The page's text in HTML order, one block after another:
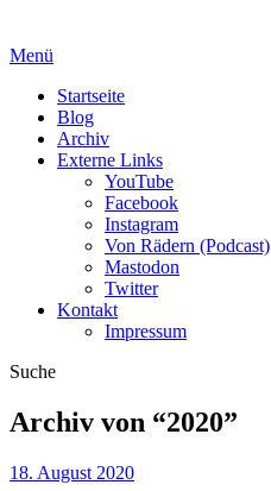
Menü
Startseite
Blog
Archiv
Externe Links
YouTube
Facebook
Instagram
Von Rädern (Podcast)
Mastodon
Twitter
Kontakt
Impressum
Suche
Archiv von “2020”
18. August 2020